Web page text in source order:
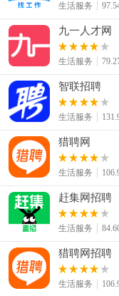
生活服务
九一人才网
生活服务
智联招聘
生活服务
猎聘网
生活服务
赶集网招聘
生活服务
猎聘网招聘
生活服务